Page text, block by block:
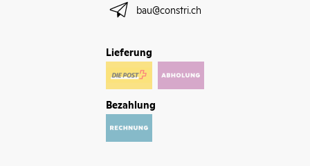
bau@constri.ch
Lieferung
Bezahlung